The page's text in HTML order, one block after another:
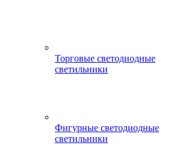
Торговые светодиодные
светильники
Фигурные светодиодные
светильники